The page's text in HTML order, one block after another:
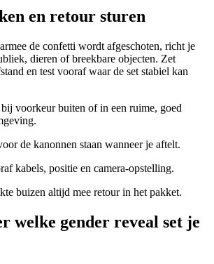
en retour sturen
de confetti wordt afgeschoten, richt je
dieren of breekbare objecten. Zet
en test vooraf waar de set stabiel kan
voorkeur buiten of in een ruime, goed
de kanonnen staan wanneer je aftelt.
kabels, positie en camera-opstelling.
buizen altijd mee retour in het pakket.
welke gender reveal set je